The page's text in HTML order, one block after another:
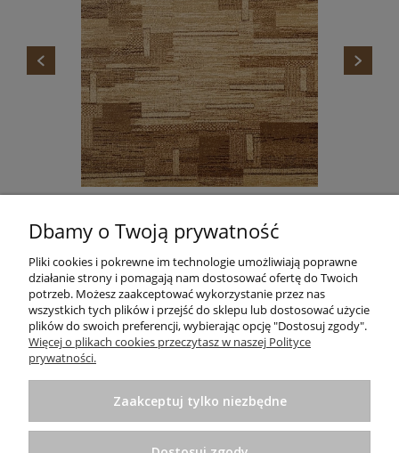
665,00 zł
Informacje
Pomoc
Zakupy
Dbamy o Twoją prywatność
Pliki cookies i pokrewne im technologie umożliwiają poprawne
działanie strony i pomagają nam dostosować ofertę do Twoich
potrzeb. Możesz zaakceptować wykorzystanie przez nas
wszystkich tych plików i przejść do sklepu lub dostosować użycie
plików do swoich preferencji, wybierając opcję "Dostosuj zgody".
Więcej o plikach cookies przeczytasz w naszej Polityce
prywatności.
Zaakceptuj tylko niezbędne